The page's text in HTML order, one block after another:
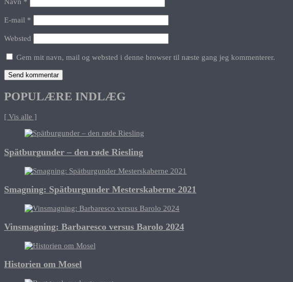
E-mail *
Websted
Gem mit navn, mail og websted i denne browser til næste gang jeg kommenterer.
POPULÆRE INDLÆG
[ Vis alle ]
Spätburgunder – den røde Riesling
Smagning: Spätburgunder Mesterskaberne 2021
Vinsmagning: Barbaresco versus Barolo 2024
Historien om Mosel